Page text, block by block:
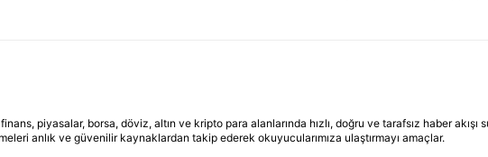
piyasalar, borsa, döviz, altın ve kripto para alanlarında hızlı, doğru ve tarafsız haber akışı
anlık ve güvenilir kaynaklardan takip ederek okuyucularımıza ulaştırmayı amaçlar.